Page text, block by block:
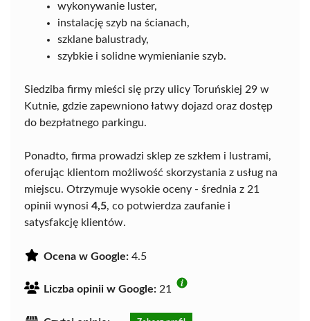
wykonywanie luster,
instalację szyb na ścianach,
szklane balustrady,
szybkie i solidne wymienianie szyb.
Siedziba firmy mieści się przy ulicy Toruńskiej 29 w
Kutnie, gdzie zapewniono łatwy dojazd oraz dostęp
do bezpłatnego parkingu.
Ponadto, firma prowadzi sklep ze szkłem i lustrami,
oferując klientom możliwość skorzystania z usług na
miejscu. Otrzymuje wysokie oceny - średnia z 21
opinii wynosi 4,5, co potwierdza zaufanie i
satysfakcję klientów.
Ocena w Google: 4.5
Liczba opinii w Google: 21